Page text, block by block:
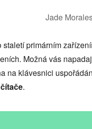
Jade
primárním
Možná vás
na klávesnici
.